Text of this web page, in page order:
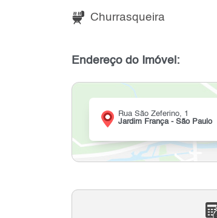
Churrasqueira
Endereço do Imóvel:
Rua São Zeferino, 1
Jardim França - São Paulo